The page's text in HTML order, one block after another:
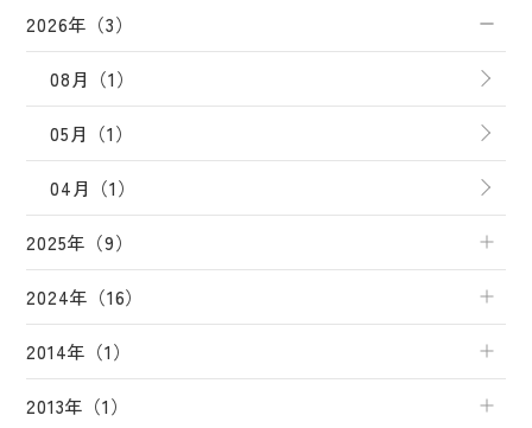
2026年（3）
08月（1）
05月（1）
04月（1）
2025年（9）
2024年（16）
2014年（1）
2013年（1）